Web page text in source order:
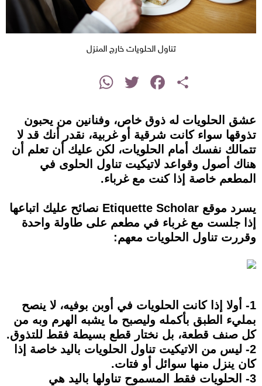
تناول الحلويات خارج المنزل
Share
Facebook
Twitter
WhatsApp
عشق الحلويات له ذوق خاص، وفنانين من يحبون
تذوقها سواء كانت شرقية أو غربية، نقدر أنك قد لا
تتمالك نفسك أمام الحلويات، لكن عليك أن تعلم أن
هناك أصول وقواعد لاتيكيت تناول الحلوى في
المطعم خاصة إذا كنت مع غرباء.
يسرد موقع Etiquette Scholar نصائح عليك اتباعها
إذا جلست مع غرباء في مطعم على طاولة واحدة
وقررت تناول الحلويات معهم:
1- أولا إذا كانت الحلويات في أوبن بوفيه، لا ينصح
بمليء الطبق بأكمله وليصبح ما يشبه الهرم وبه من
كل صنف قطعة، بل نختار قطع بسيطة فقط للتذوق.
2- ليس من الاتيكيت تناول الحلويات باليد خاصة إذا
كان ينزل منها سوائل أو فتات.
3- الحلويات فقط المسموح تناولها باليد هي